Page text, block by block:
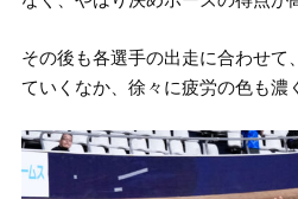
その後も各選手の出走に合わせて
ていくなか、徐々に疲労の色も